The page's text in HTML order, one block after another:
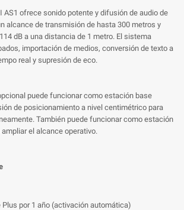
AS1 ofrece sonido potente y difusión de audio de
alcance de transmisión de hasta 300 metros y
dB a una distancia de 1 metro. El sistema
importación de medios, conversión de texto a
real y supresión de eco.
puede funcionar como estación base
de posicionamiento a nivel centimétrico para
También puede funcionar como estación
el alcance operativo.
Plus por 1 año (activación automática)